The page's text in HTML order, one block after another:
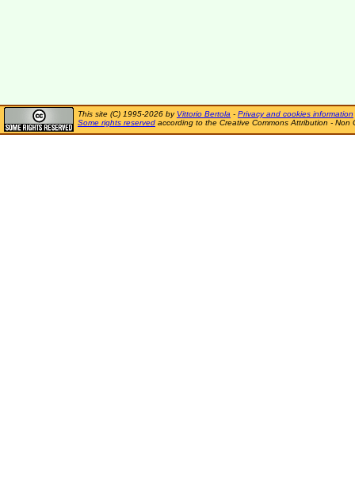
This site (C) 1995-2026 by Vittorio Bertola - Privacy and cookies information
Some rights reserved according to the Creative Commons Attribution - Non